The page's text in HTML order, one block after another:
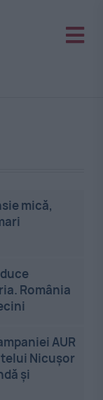
mică,
România
AUR
Nicușor
și